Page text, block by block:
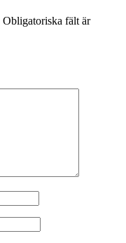
Obligatoriska fält är